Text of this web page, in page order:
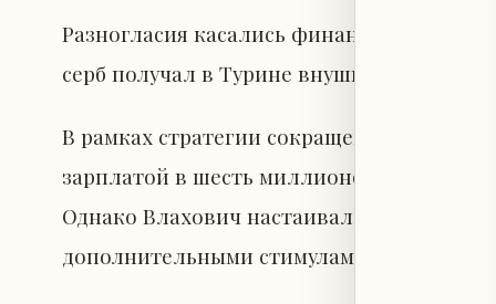
Разногласия касались финансовых
серб получал в Турине внушительные 12
В рамках стратегии сокращения
зарплатой в шесть миллионов евро плюс
Однако Влахович настаивал на восьми
дополнительными стимулами.